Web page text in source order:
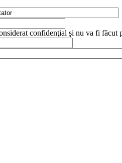
confidenţial şi nu va fi făcut